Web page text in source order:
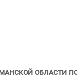
области